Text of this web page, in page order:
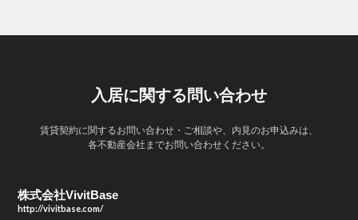
入居に関する問い合わせ
賃貸契約に関するお問い合わせ・ご相談や、内見のお申込みは、
各不動産会社までお問い合わせください。
株式会社VivitBase
http://vivitbase.com/